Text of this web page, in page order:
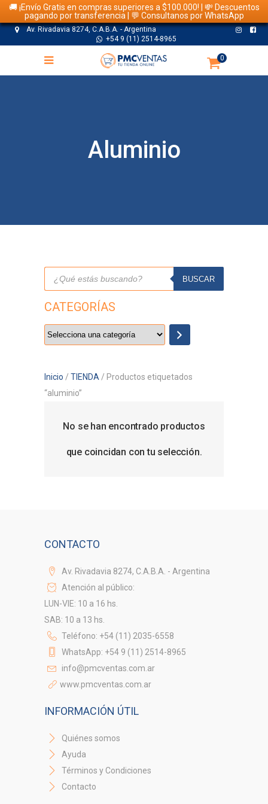
🚚 ¡Envío Gratis en compras superiores a $100.000! | 💸 Descuentos
pagando por transferencia | 💬 Consultanos por WhatsApp
Av. Rivadavia 8274, C.A.B.A. - Argentina
+54 9 (11) 2514-8965
0
Aluminio
Búsqueda
productos
BUSCAR
CATEGORÍAS
Selecciona
una
Inicio / TIENDA / Productos etiquetados
“aluminio”
No se han encontrado productos
que coincidan con tu selección.
CONTACTO
Av. Rivadavia 8274, C.A.B.A. - Argentina
Atención al público:
LUN-VIE: 10 a 16 hs.
SAB: 10 a 13 hs.
Teléfono: +54 (11) 2035-6558
WhatsApp: +54 9 (11) 2514-8965
info@pmcventas.com.ar
www.pmcventas.com.ar
INFORMACIÓN ÚTIL
Quiénes somos
Ayuda
Términos y Condiciones
Contacto